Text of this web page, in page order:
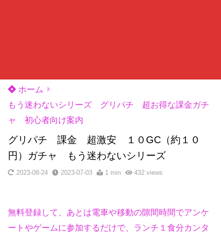
ホーム
もう迷わないシリーズ グリパチ 超お得な課金ガチ
ャ 初心者向け案内
グリパチ 課金 超激安 １０GC（約１０
円）ガチャ もう迷わないシリーズ
2023-08-24 2023-07-03 1 min 432views
無料登録して、あとは電車や移動の隙間時間でアンケ
ートやゲームに参加するだけで、ランチ１食分カンタ